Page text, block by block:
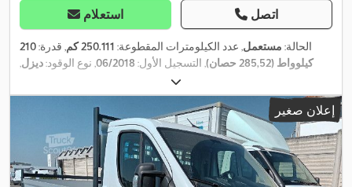
استعلام اتصل
الحالة: مستعمل, عدد الكيلومترات المقطوعة: 250.111 كم , قدرة:210
كيلوواط (285,52 حصان)
, التسجيل الأول: 06/2018, نوع الوقود:ديزل,
, الوزن الأقصى للحمولة:
الإجمالي:16.000 كجم , تكوين المحور: 4x2 , قاعدة العجلات:3.800 مم
,
فرامل:
كبح المحرك, لون:أخضر , كابينة السائق:
التروس:
تلقائي , فئة الانبعاثات:يورو 6 , تعليق:هواء, عدد المقاعد:
مساحة التحميل:5.300 مم , عرض مساحة التحميل: 2.360 مم
, معدات:
برنامج الثبات الإلكتروني (ESP), تكييف الهواء, رافعة خلفية, قفل
التروس التفاضلية, قفل مركزي, كمبيوتر على متن المركبة, مثبت
إعلان صغير